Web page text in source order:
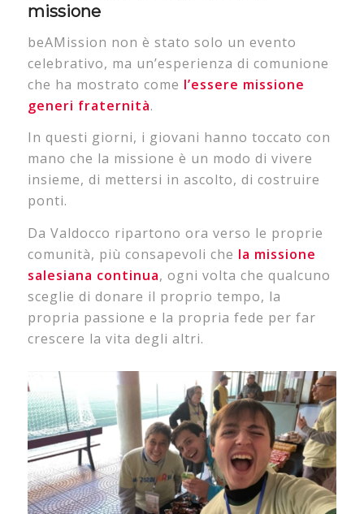
missione
beAMission non è stato solo un evento
celebrativo, ma un’esperienza di comunione
che ha mostrato come l’essere missione
generi fraternità.
In questi giorni, i giovani hanno toccato con
mano che la missione è un modo di vivere
insieme, di mettersi in ascolto, di costruire
ponti.
Da Valdocco ripartono ora verso le proprie
comunità, più consapevoli che la missione
salesiana continua, ogni volta che qualcuno
sceglie di donare il proprio tempo, la
propria passione e la propria fede per far
crescere la vita degli altri.